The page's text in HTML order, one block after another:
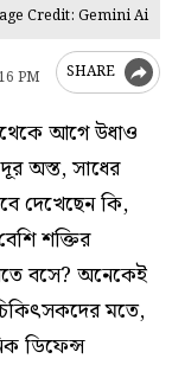
Credit: Gemini Ai
PM SHARE
আগে উধাও
অস্ত, সাধের
দেখেছেন কি,
শক্তির
বসে? অনেকেই
মতে,
ডিফেন্স